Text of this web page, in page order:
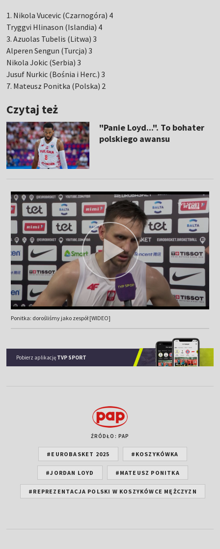
1. Nikola Vucevic (Czarnogóra) 4
Tryggvi Hlinason (Islandia) 4
3. Azuolas Tubelis (Litwa) 3
Alperen Sengun (Turcja) 3
Nikola Jokic (Serbia) 3
Jusuf Nurkic (Bośnia i Herc.) 3
7. Mateusz Ponitka (Polska) 2
Czytaj też
"Panie Loyd...". To bohater
polskiego awansu
Ponitka: dorośliśmy jako zespół [WIDEO]
Pobierz aplikację TVP SPORT
ŹRÓDŁO: PAP
#EUROBASKET 2025 #KOSZYKÓWKA
#JORDAN LOYD #MATEUSZ PONITKA
#REPREZENTACJA POLSKI W KOSZYKÓWCE MĘŻCZYZN